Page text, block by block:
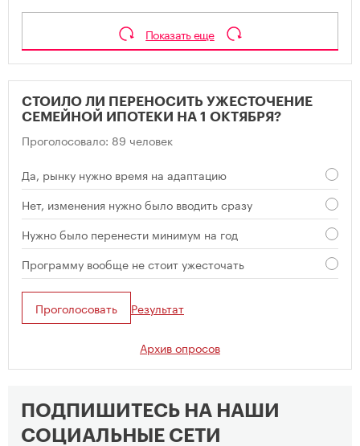
Показать еще
СТОИЛО ЛИ ПЕРЕНОСИТЬ УЖЕСТОЧЕНИЕ
СЕМЕЙНОЙ ИПОТЕКИ НА 1 ОКТЯБРЯ?
Проголосовало: 89 человек
Да, рынку нужно время на адаптацию
Нет, изменения нужно было вводить сразу
Нужно было перенести минимум на год
Программу вообще не стоит ужесточать
Проголосовать Результат
Архив опросов
ПОДПИШИТЕСЬ НА НАШИ
СОЦИАЛЬНЫЕ СЕТИ